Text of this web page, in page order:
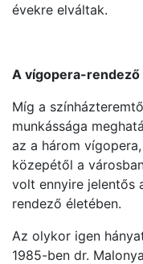
évekre elváltak.
A vígopera-rendező
Míg a
munkássága
az a három
közepétől a
volt ennyire jelentős
rendező életében.
Az olykor igen
1985-ben dr.